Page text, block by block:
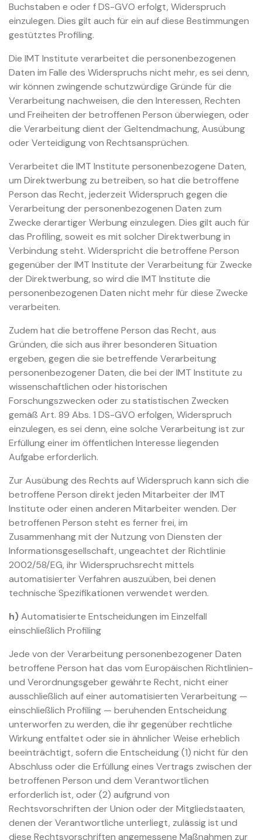
Buchstaben e oder f DS-GVO erfolgt, Widerspruch
einzulegen. Dies gilt auch für ein auf diese Bestimmungen
gestütztes Profiling.
Die IMT Institute verarbeitet die personenbezogenen
Daten im Falle des Widerspruchs nicht mehr, es sei denn,
wir können zwingende schutzwürdige Gründe für die
Verarbeitung nachweisen, die den Interessen, Rechten
und Freiheiten der betroffenen Person überwiegen, oder
die Verarbeitung dient der Geltendmachung, Ausübung
oder Verteidigung von Rechtsansprüchen.
Verarbeitet die IMT Institute personenbezogene Daten,
um Direktwerbung zu betreiben, so hat die betroffene
Person das Recht, jederzeit Widerspruch gegen die
Verarbeitung der personenbezogenen Daten zum
Zwecke derartiger Werbung einzulegen. Dies gilt auch für
das Profiling, soweit es mit solcher Direktwerbung in
Verbindung steht. Widerspricht die betroffene Person
gegenüber der IMT Institute der Verarbeitung für Zwecke
der Direktwerbung, so wird die IMT Institute die
personenbezogenen Daten nicht mehr für diese Zwecke
verarbeiten.
Zudem hat die betroffene Person das Recht, aus
Gründen, die sich aus ihrer besonderen Situation
ergeben, gegen die sie betreffende Verarbeitung
personenbezogener Daten, die bei der IMT Institute zu
wissenschaftlichen oder historischen
Forschungszwecken oder zu statistischen Zwecken
gemäß Art. 89 Abs. 1 DS-GVO erfolgen, Widerspruch
einzulegen, es sei denn, eine solche Verarbeitung ist zur
Erfüllung einer im öffentlichen Interesse liegenden
Aufgabe erforderlich.
Zur Ausübung des Rechts auf Widerspruch kann sich die
betroffene Person direkt jeden Mitarbeiter der IMT
Institute oder einen anderen Mitarbeiter wenden. Der
betroffenen Person steht es ferner frei, im
Zusammenhang mit der Nutzung von Diensten der
Informationsgesellschaft, ungeachtet der Richtlinie
2002/58/EG, ihr Widerspruchsrecht mittels
automatisierter Verfahren auszuüben, bei denen
technische Spezifikationen verwendet werden.
h)Automatisierte Entscheidungen im Einzelfall
einschließlich Profiling
Jede von der Verarbeitung personenbezogener Daten
betroffene Person hat das vom Europäischen Richtlinien-
und Verordnungsgeber gewährte Recht, nicht einer
ausschließlich auf einer automatisierten Verarbeitung —
einschließlich Profiling — beruhenden Entscheidung
unterworfen zu werden, die ihr gegenüber rechtliche
Wirkung entfaltet oder sie in ähnlicher Weise erheblich
beeinträchtigt, sofern die Entscheidung (1) nicht für den
Abschluss oder die Erfüllung eines Vertrags zwischen der
betroffenen Person und dem Verantwortlichen
erforderlich ist, oder (2) aufgrund von
Rechtsvorschriften der Union oder der Mitgliedstaaten,
denen der Verantwortliche unterliegt, zulässig ist und
diese Rechtsvorschriften angemessene Maßnahmen zur